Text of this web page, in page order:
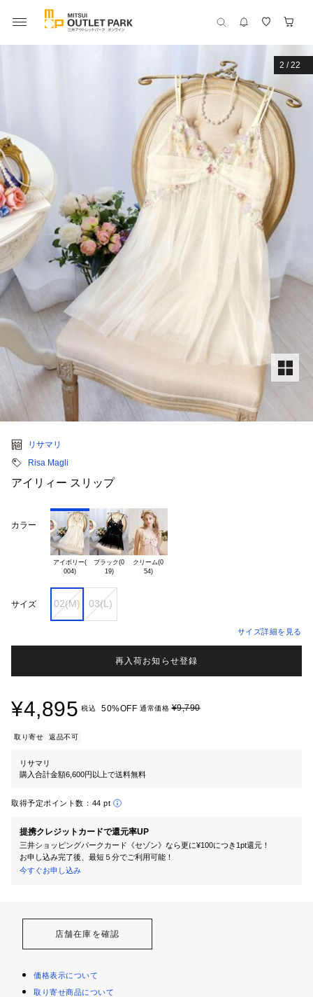
2 /22
リサマリ
Risa Magli
アイリィー スリップ
カラー
アイボリー(
ブラック(0
19)
クリーム(0
54)
サイズ 02(M) 03(L)
サイズ詳細を見る
再入荷お知らせ登録
¥4,895 税込 50%OFF 通常価格¥9,790
取り寄せ 返品不可
リサマリ
購入合計金額6,600円以上で送料無料
取得予定ポイント数： 44 pt
提携クレジットカードで還元率UP
三井ショッピングパークカード《セゾン》なら更に¥100につき1pt還元！
お申し込み完了後、最短５分でご利用可能！
今すぐお申し込み
店舗在庫を確認
価格表示について
取り寄せ商品について